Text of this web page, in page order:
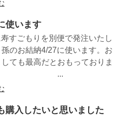
使います
すごもりを別便で発注いたし
孫のお結納4/27に使います。お
ても最高だとおもっておりま
...
購入したいと思いました